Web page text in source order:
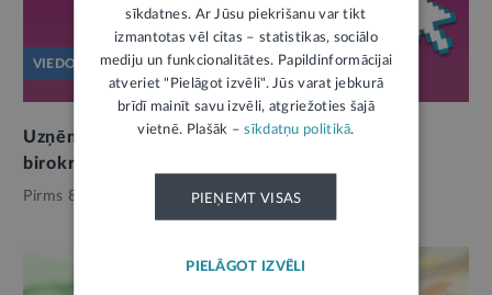
VIEDOKLIS
Uzņēmumu dati bez maksas nozīmē mazāk
birokrātijas, vairāk drošības
Pirms 8 mēnešiem, Reģistri
sīkdatnes. Ar Jūsu piekrišanu var tikt
izmantotas vēl citas – statistikas, sociālo
mediju un funkcionalitātes. Papildinformācijai
atveriet "Pielāgot izvēli". Jūs varat jebkurā
brīdī mainīt savu izvēli, atgriežoties šajā
vietnē. Plašāk –sīkdatņu politikā.
PIEŅEMT VISAS
PIELĀGOT IZVĒLI